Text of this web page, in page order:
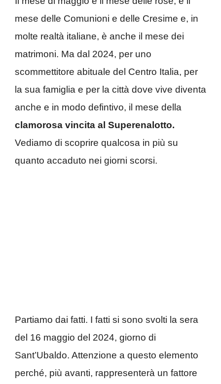
mese delle Comunioni e delle Cresime e, in
molte realtà italiane, è anche il mese dei
matrimoni. Ma dal 2024, per uno
scommettitore abituale del Centro Italia, per
la sua famiglia e per la città dove vive diventa
anche e in modo defintivo, il mese della
clamorosa vincita al Superenalotto.
Vediamo di scoprire qualcosa in più su
quanto accaduto nei giorni scorsi.
Partiamo dai fatti. I fatti si sono svolti la sera
del 16 maggio del 2024, giorno di
Sant’Ubaldo. Attenzione a questo elemento
perché, più avanti, rappresenterà un fattore